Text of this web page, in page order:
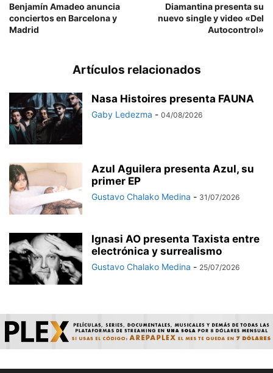
Benjamín Amadeo anuncia
conciertos en Barcelona y
Madrid
Diamantina presenta su
nuevo single y video «Del
Autocontrol»
Artículos relacionados
Nasa Histoires presenta FAUNA
Gaby Ledezma - 04/08/2026
Azul Aguilera presenta Azul, su
primer EP
Gustavo Chalako Medina - 31/07/2026
Ignasi AO presenta Taxista entre
electrónica y surrealismo
Gustavo Chalako Medina - 25/07/2026